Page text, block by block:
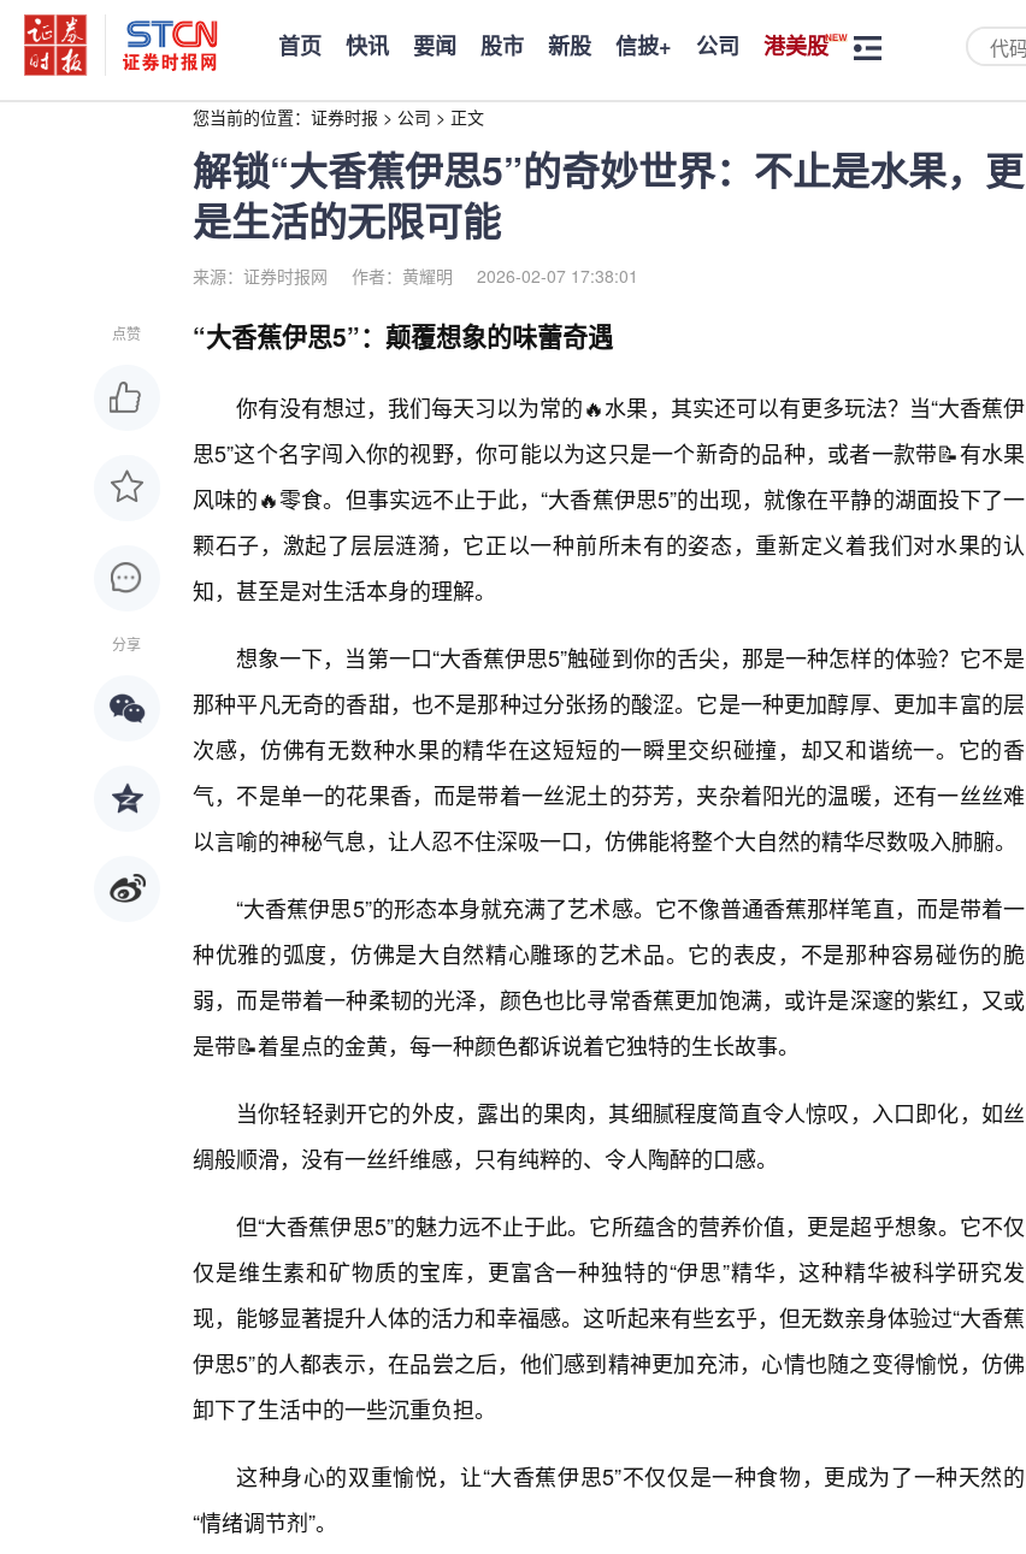
首页 快讯 要闻 股市 新股 信披+ 公司 港美股
您当前的位置： 证券时报 > 公司 > 正文
解锁“大香蕉伊思5”的奇妙世界：不止是水果，更
是生活的无限可能
来源：证券时报网 作者：黄耀明 2026-02-07 17:38:01
点赞
分享
“大香蕉伊思5”：颠覆想象的味蕾奇遇
你有没有想过，我们每天习以为常的🔥水果，其实还可以有更多玩法？当“大香蕉伊
思5”这个名字闯入你的视野，你可能以为这只是一个新奇的品种，或者一款带📝有水果
风味的🔥零食。但事实远不止于此，“大香蕉伊思5”的出现，就像在平静的湖面投下了一
颗石子，激起了层层涟漪，它正以一种前所未有的姿态，重新定义着我们对水果的认
知，甚至是对生活本身的理解。
想象一下，当第一口“大香蕉伊思5”触碰到你的舌尖，那是一种怎样的体验？它不是
那种平凡无奇的香甜，也不是那种过分张扬的酸涩。它是一种更加醇厚、更加丰富的层
次感，仿佛有无数种水果的精华在这短短的一瞬里交织碰撞，却又和谐统一。它的香
气，不是单一的花果香，而是带着一丝泥土的芬芳，夹杂着阳光的温暖，还有一丝丝难
以言喻的神秘气息，让人忍不住深吸一口，仿佛能将整个大自然的精华尽数吸入肺腑。
“大香蕉伊思5”的形态本身就充满了艺术感。它不像普通香蕉那样笔直，而是带着一
种优雅的弧度，仿佛是大自然精心雕琢的艺术品。它的表皮，不是那种容易碰伤的脆
弱，而是带着一种柔韧的光泽，颜色也比寻常香蕉更加饱满，或许是深邃的紫红，又或
是带📝着星点的金黄，每一种颜色都诉说着它独特的生长故事。
当你轻轻剥开它的外皮，露出的果肉，其细腻程度简直令人惊叹，入口即化，如丝
绸般顺滑，没有一丝纤维感，只有纯粹的、令人陶醉的口感。
但“大香蕉伊思5”的魅力远不止于此。它所蕴含的营养价值，更是超乎想象。它不仅
仅是维生素和矿物质的宝库，更富含一种独特的“伊思”精华，这种精华被科学研究发
现，能够显著提升人体的活力和幸福感。这听起来有些玄乎，但无数亲身体验过“大香蕉
伊思5”的人都表示，在品尝之后，他们感到精神更加充沛，心情也随之变得愉悦，仿佛
卸下了生活中的一些沉重负担。
这种身心的双重愉悦，让“大香蕉伊思5”不仅仅是一种食物，更成为了一种天然的
“情绪调节剂”。